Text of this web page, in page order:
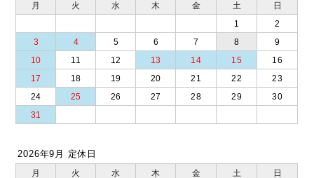
月 火 水 木 金 土
日
1
2
3
4 5 6 7 8
9
10
11 12 13 14 15
16
17
18 19 20 21 22
23
24
25 26 27 28 29
30
31
2026年9月 定休日
月 火 水 木 金 土
日